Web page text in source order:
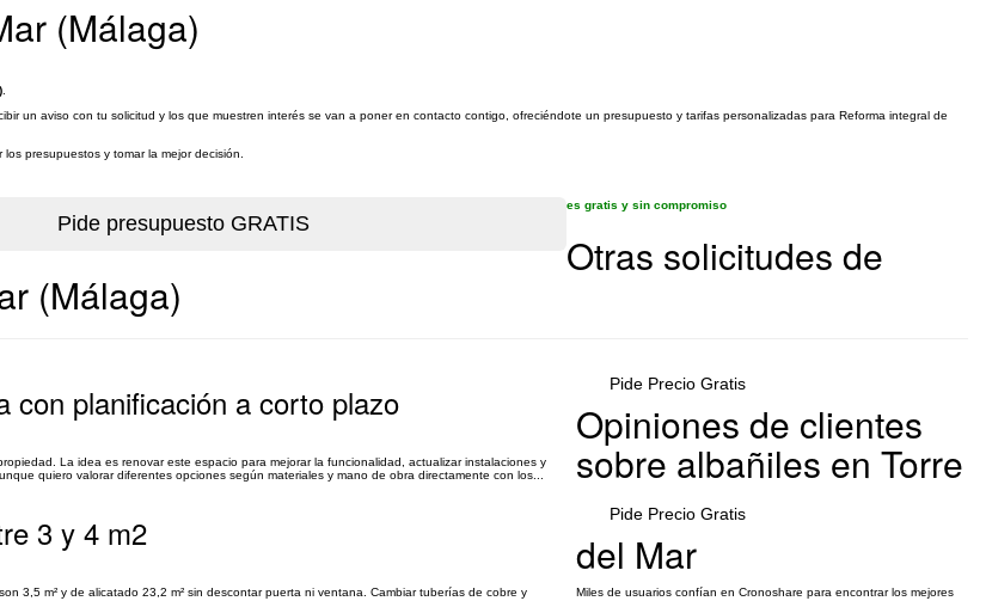
(Málaga)
un aviso con tu solicitud y los que muestren interés se van a poner en contacto contigo, ofreciéndote un presupuesto y tarifas personalizadas para Reforma integral de
presupuestos y tomar la mejor decisión.
es gratis y sin compromiso
Otras solicitudes de
(Málaga)
con planificación a corto plazo
La idea es renovar este espacio para mejorar la funcionalidad, actualizar instalaciones y
quiero valorar diferentes opciones según materiales y mano de obra directamente con los...
Pide Precio Gratis
3 y 4 m2
3,5 m² y de alicatado 23,2 m² sin descontar puerta ni ventana. Cambiar tuberías de cobre y
Pide Precio Gratis
Opiniones de clientes
sobre albañiles en Torre
del Mar
Miles de usuarios confían en Cronoshare para encontrar los mejores